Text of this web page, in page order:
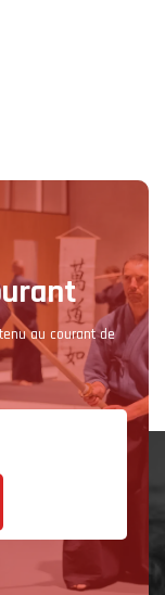
au courant de